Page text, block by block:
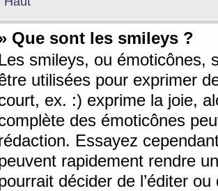
Que sont les smileys ?
Les smileys, ou émoticônes,
utilisées pour exprimer
ex. :) exprime la joie,
des émoticônes
Essayez
rapidement rendre
décider de l’éditer